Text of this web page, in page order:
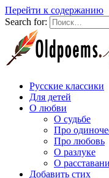
Перейти к содержанию
Search for:
Русские классики
Для детей
О любви
О судьбе
Про
Про любовь
О разлуке
О
Добавить стих